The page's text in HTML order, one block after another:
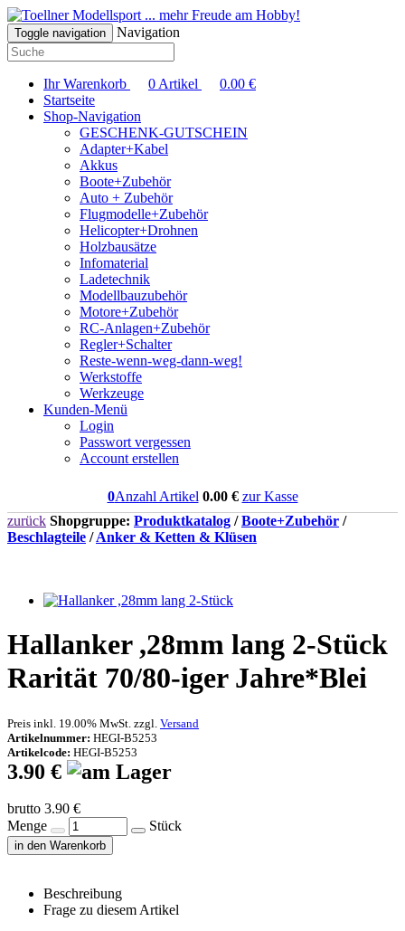
... mehr Freude am Hobby!
Toggle navigation Navigation
Ihr Warenkorb 0 Artikel 0.00 €
Startseite
Shop-Navigation
GESCHENK-GUTSCHEIN
Adapter+Kabel
Akkus
Boote+Zubehör
Auto + Zubehör
Flugmodelle+Zubehör
Helicopter+Drohnen
Holzbausätze
Infomaterial
Ladetechnik
Modellbauzubehör
Motore+Zubehör
RC-Anlagen+Zubehör
Regler+Schalter
Reste-wenn-weg-dann-weg!
Werkstoffe
Werkzeuge
Kunden-Menü
Login
Passwort vergessen
Account erstellen
0Anzahl Artikel 0.00€ zur Kasse
zurück Shopgruppe: Produktkatalog /Boote+Zubehör /
Beschlagteile /Anker & Ketten & Klüsen
Hallanker ,28mm lang 2-Stück
Rarität 70/80-iger Jahre*Blei
Preis inkl. 19.00% MwSt. zzgl. Versand
Artikelnummer: HEGI-B5253
Artikelcode: HEGI-B5253
3.90 €
brutto 3.90 €
Menge
Stück
in den Warenkorb
Beschreibung
Frage zu diesem Artikel